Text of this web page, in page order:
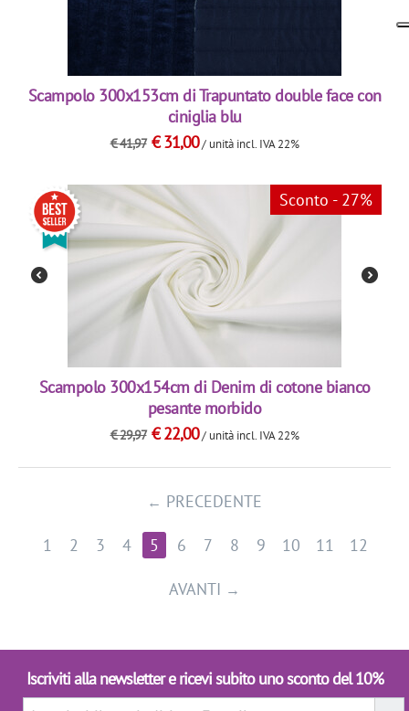
Scampolo 300x153cm di Trapuntato double face con
ciniglia blu
€41,97 €31,00 / unità incl. IVA 22%
Sconto - 27%
Scampolo 300x154cm di Denim di cotone bianco
pesante morbido
€29,97 €22,00 / unità incl. IVA 22%
PRECEDENTE
1 2 3 4 5 6 7 8 9 10 11 12
AVANTI
Iscriviti alla newsletter e ricevi subito uno sconto del 10%